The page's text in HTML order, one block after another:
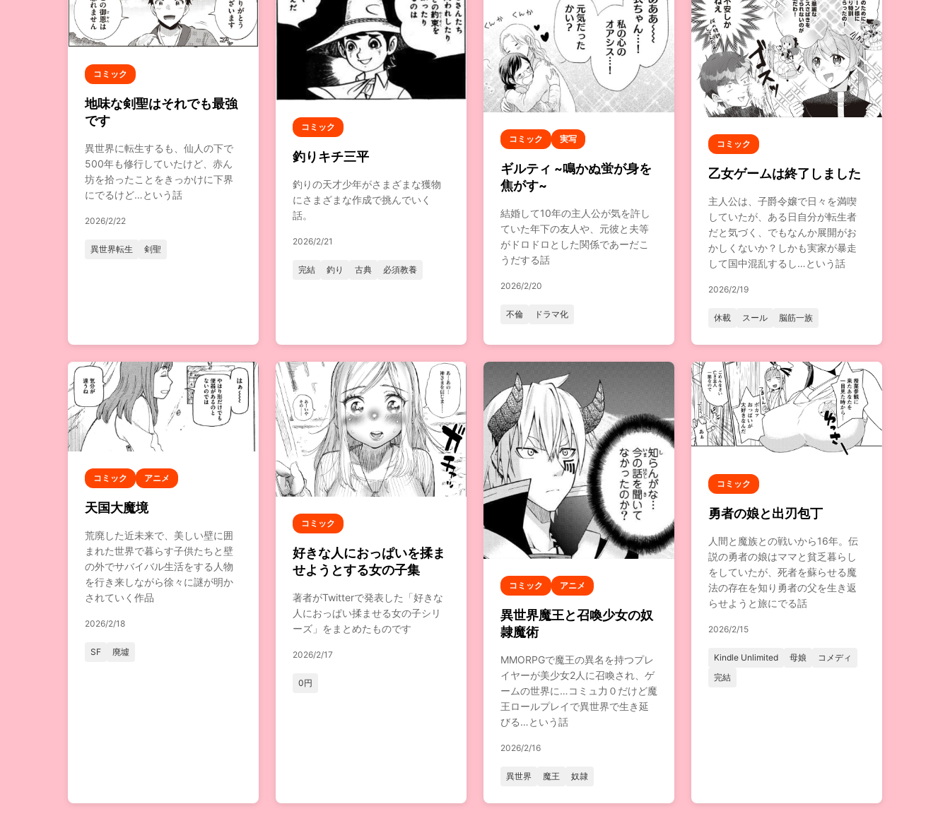
コミック
地味な剣聖はそれでも最強
です
異世界に転生するも、仙人の下で
500年も修行していたけど、赤ん
坊を拾ったことをきっかけに下界
にでるけど…という話
2026/2/22
異世界転生 剣聖
コミック
釣りキチ三平
釣りの天才少年がさまざまな獲物
にさまざまな作成で挑んでいく
話。
2026/2/21
完結 釣り 古典 必須教養
コミック 実写
ギルティ ~鳴かぬ蛍が身を
焦がす~
結婚して10年の主人公が気を許し
ていた年下の友人や、元彼と夫等
がドロドロとした関係であーだこ
うだする話
2026/2/20
不倫 ドラマ化
コミック
乙女ゲームは終了しました
主人公は、子爵令嬢で日々を満喫
していたが、ある日自分が転生者
だと気づく、でもなんか展開がお
かしくないか？しかも実家が暴走
して国中混乱するし…という話
2026/2/19
休載 スール 脳筋一族
コミック アニメ
天国大魔境
荒廃した近未来で、美しい壁に囲
まれた世界で暮らす子供たちと壁
の外でサバイバル生活をする人物
を行き来しながら徐々に謎が明か
されていく作品
2026/2/18
SF 廃墟
コミック
好きな人におっぱいを揉ま
せようとする女の子集
著者がTwitterで発表した「好きな
人におっぱい揉ませる女の子シリ
ーズ」をまとめたものです
2026/2/17
0円
コミック アニメ
異世界魔王と召喚少女の奴
隷魔術
MMORPGで魔王の異名を持つプレ
イヤーが美少女2人に召喚され、ゲ
ームの世界に…コミュ力０だけど魔
王ロールプレイで異世界で生き延
びる…という話
2026/2/16
異世界 魔王 奴隷
コミック
勇者の娘と出刃包丁
人間と魔族との戦いから16年。伝
説の勇者の娘はママと貧乏暮らし
をしていたが、死者を蘇らせる魔
法の存在を知り勇者の父を生き返
らせようと旅にでる話
2026/2/15
Kindle Unlimited 母娘
コメディ
完結